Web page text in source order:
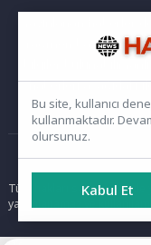
Yayınlanan haberler
rağmen bazı
bilgiler
haberleri aşağıdaki
Tüm hakları saklıdır.
yayımlanamaz ve
Bu site, kullanıcı
kullanmaktadır.
olursunuz.
Kabul Et